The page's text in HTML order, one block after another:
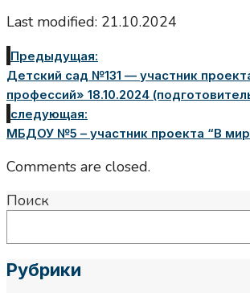
Last modified: 21.10.2024
Предыдущая:
Детский сад №131 — участник
профессий» 18.10.2024
следующая:
МБДОУ №5 – участник проекта “В
Comments are closed.
Поиск
Рубрики